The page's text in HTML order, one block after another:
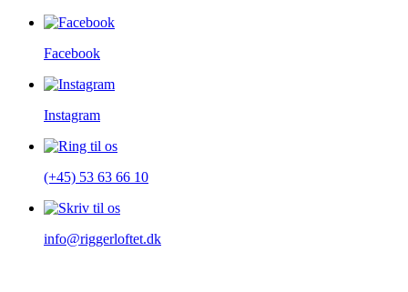
Facebook
Instagram
(+45) 53 63 66 10
info@riggerloftet.dk